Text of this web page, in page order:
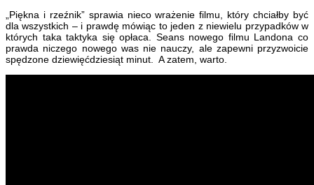
„Piękna i rzeźnik” sprawia nieco wrażenie filmu, który chciałby być
dla wszystkich – i prawdę mówiąc to jeden z niewielu przypadków w
których taka taktyka się opłaca. Seans nowego filmu Landona co
prawda niczego nowego was nie nauczy, ale zapewni przyzwoicie
spędzone dziewięćdziesiąt minut. A zatem, warto.